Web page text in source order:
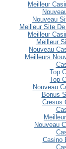
Meilleur
Nouveau
Meilleur Site
Meilleur
Meilleur
Nouveau
Meilleurs
Top
Top
Nouveau
Bonus
Cresus
Nouveau
Casino